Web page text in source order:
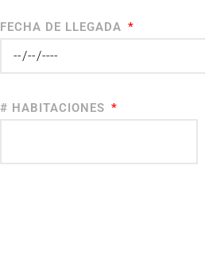
FECHA DE LLEGADA
# HABITACIONES